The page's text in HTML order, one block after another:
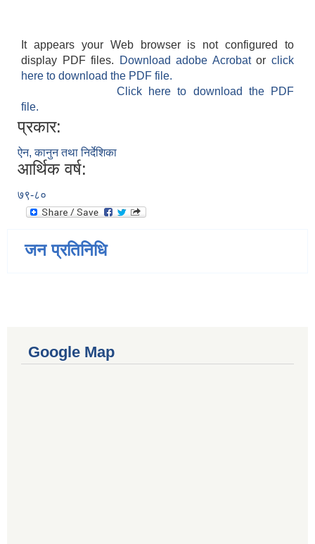
It appears your Web browser is not configured to
display PDF files.
Download adobe Acrobatorclick
here to download the PDF file.
Click here to download the PDF
file.
प्रकार:
ऐन, कानुन तथा निर्देशिका
आर्थिक वर्ष:
७९-८०
जन प्रतिनिधि
Google Map